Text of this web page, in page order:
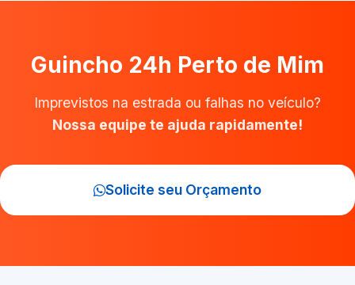
Guincho 24h Perto de Mim
Imprevistos na estrada ou falhas no veículo?
Nossa equipe te ajuda rapidamente!
Solicite seu Orçamento